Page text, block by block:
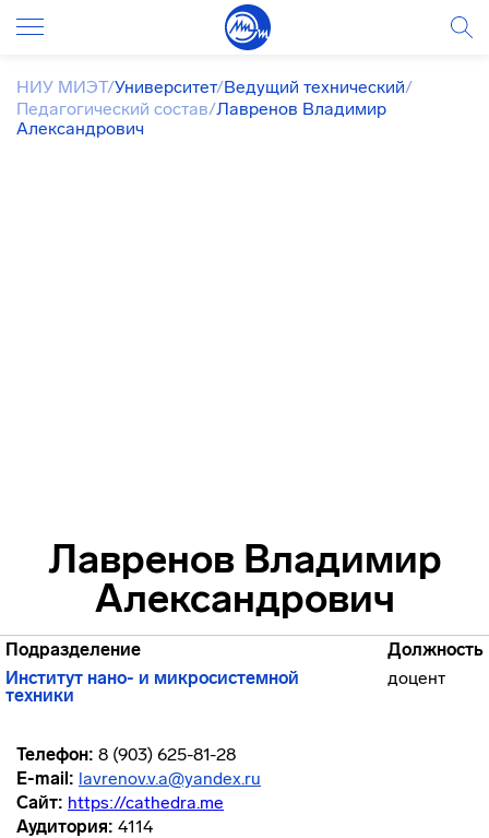
НИУ МИЭТ/Университет/Ведущий технический/
Педагогический состав/Лавренов Владимир
Александрович
Лавренов Владимир
Александрович
Подразделение
Должность
Институт нано- и микросистемной
техники
доцент
Телефон: 8 (903) 625-81-28
E-mail: lavrenov.v.a@yandex.ru
Сайт: https://cathedra.me
Аудитория: 4114